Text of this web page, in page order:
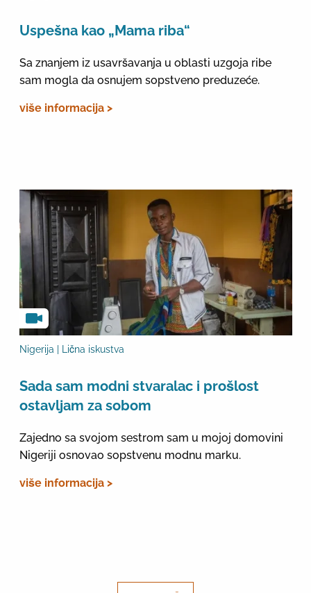
Uspešna kao „Mama riba“
Sa znanjem iz usavršavanja u oblasti uzgoja ribe
sam mogla da osnujem sopstveno preduzeće.
više informacija >
Nigerija | Lična iskustva
Sada sam modni stvaralac i prošlost
ostavljam za sobom
Zajedno sa svojom sestrom sam u mojoj domovini
Nigeriji osnovao sopstvenu modnu marku.
više informacija >